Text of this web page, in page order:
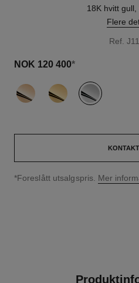
18K hvitt
Flere
Ref.
NOK 120 400*
variant (3)
↩
*Foreslått utsalgspris. Mer